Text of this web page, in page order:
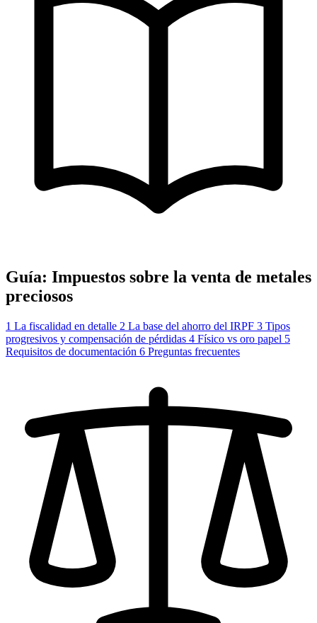
Guía: Impuestos sobre la venta de metales
preciosos
1 La fiscalidad en detalle 2 La base del ahorro del IRPF 3 Tipos
progresivos y compensación de pérdidas 4 Físico vs oro papel 5
Requisitos de documentación 6 Preguntas frecuentes